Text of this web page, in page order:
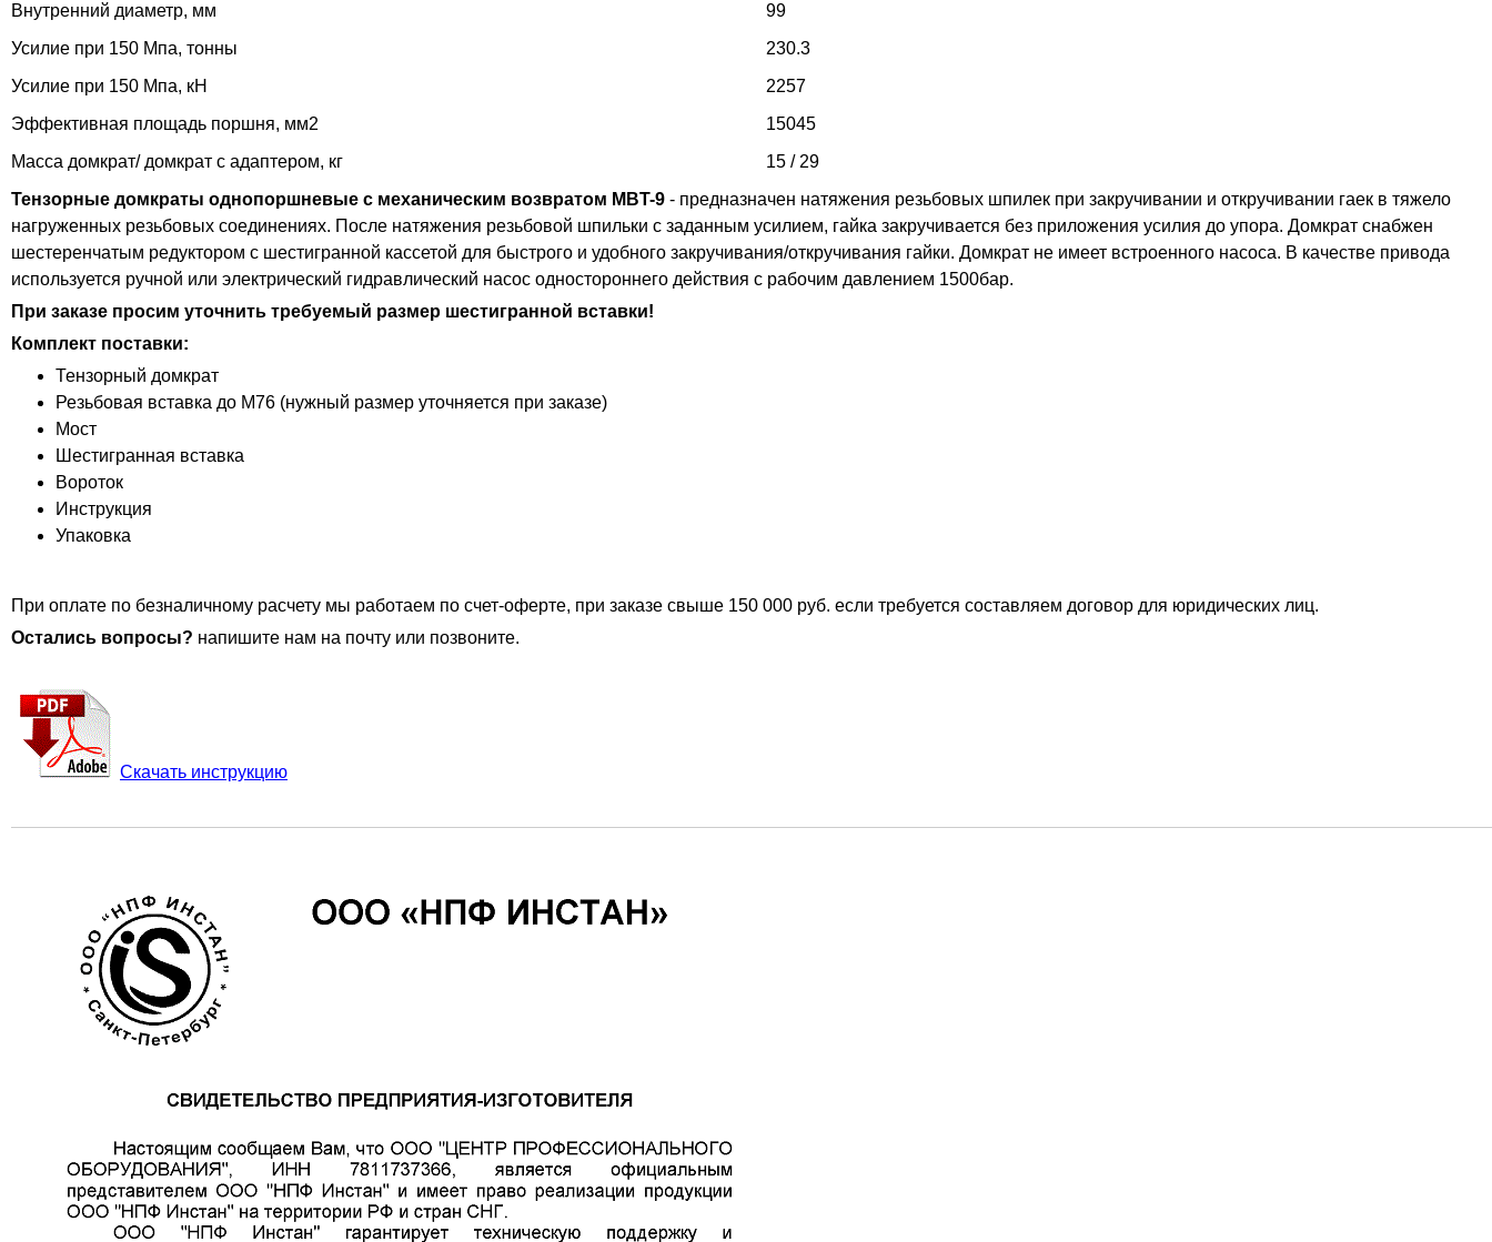
Внутренний диаметр, мм
99
Усилие при 150 Мпа, тонны
230.3
Усилие при 150 Мпа, кН
2257
Эффективная площадь поршня, мм2
15045
Масса домкрат/ домкрат с адаптером, кг
15 / 29
Тензорные домкраты однопоршневые с механическим возвратом MBT-9 - предназначен натяжения резьбовых шпилек при закручивании и откручивании гаек в тяжело
нагруженных резьбовых соединениях. После натяжения резьбовой шпильки с заданным усилием, гайка закручивается без приложения усилия до упора. Домкрат снабжен
шестеренчатым редуктором с шестигранной кассетой для быстрого и удобного закручивания/откручивания гайки. Домкрат не имеет встроенного насоса. В качестве привода
используется ручной или электрический гидравлический насос одностороннего действия с рабочим давлением 1500бар.
При заказе просим уточнить требуемый размер шестигранной вставки!
Комплект поставки:
Тензорный домкрат
Резьбовая вставка до М76 (нужный размер уточняется при заказе)
Мост
Шестигранная вставка
Вороток
Инструкция
Упаковка
При оплате по безналичному расчету мы работаем по счет-оферте, при заказе свыше 150 000 руб. если требуется составляем договор для юридических лиц.
Остались вопросы? напишите нам на почту или позвоните.
Скачать инструкцию